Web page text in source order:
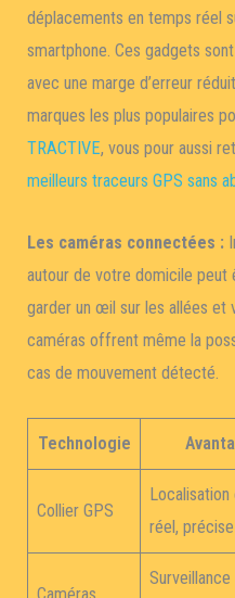
déplacements en temps réel
smartphone. Ces gadgets
avec une marge d’erreur
marques les plus populaires
TRACTIVE, vous pour aussi
meilleurs traceurs GPS sans
Les caméras connectées :
autour de votre domicile peut
garder un œil sur les allées et
caméras offrent même la
cas de mouvement détecté.
Technologie
Collier GPS
réel, précise
Surveillance